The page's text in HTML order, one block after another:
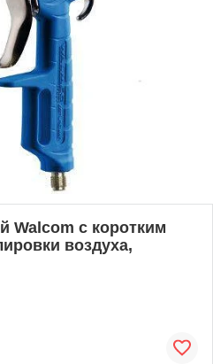
Walcom с коротким
воздуха,